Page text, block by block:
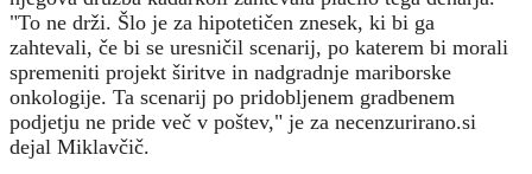
"To ne drži. Šlo je za hipotetičen znesek, ki bi ga
zahtevali, če bi se uresničil scenarij, po katerem bi morali
spremeniti projekt širitve in nadgradnje mariborske
onkologije. Ta scenarij po pridobljenem gradbenem
podjetju ne pride več v poštev," je za necenzurirano.si
dejal Miklavčič.